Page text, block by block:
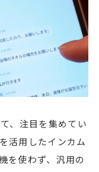
、注目を集めてい
活用したインカム
を使わず、汎用の